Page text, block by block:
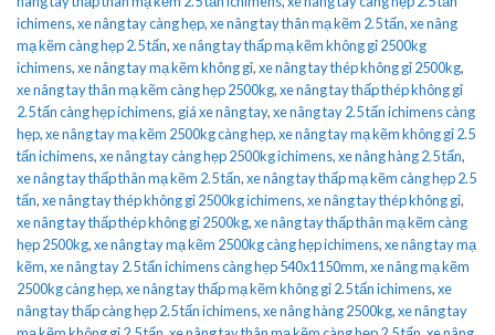
ichimens,xe nâng tay càng hẹp,xe nâng tay thân mạ kẽm 2.5 tấn,xe nâng
mạ kẽm càng hẹp 2.5 tấn,xe nâng tay thấp mạ kẽm không gỉ 2500kg
ichimens,xe nâng tay mạ kẽm không gỉ,xe nâng tay thép không gỉ 2500kg,
xe nâng tay thân mạ kẽm càng hẹp 2500kg,xe nâng tay thấp thép không gỉ
2.5 tấn càng hẹp ichimens, giá xe nâng tay,xe nâng tay 2.5 tấn ichimens càng
hẹp,xe nâng tay mạ kẽm 2500kg càng hẹp,xe nâng tay mạ kẽm không gỉ 2.5
tấn ichimens,xe nâng tay càng hẹp 2500kg ichimens,xe nâng hàng 2.5 tấn,
xe nâng tay thấp thân mạ kẽm 2.5 tấn,xe nâng tay thấp mạ kẽm càng hẹp 2.5
tấn,xe nâng tay thép không gỉ 2500kg ichimens,xe nâng tay thép không gỉ,
xe nâng tay thấp thép không gỉ 2500kg,xe nâng tay thấp thân mạ kẽm càng
hẹp 2500kg,xe nâng tay mạ kẽm 2500kg càng hẹp ichimens,xe nâng tay mạ
kẽm,xe nâng tay 2.5 tấn ichimens càng hẹp 540x1150mm,xe nâng mạ kẽm
2500kg càng hẹp,xe nâng tay thấp mạ kẽm không gỉ 2.5 tấn ichimens,xe
nâng tay thấp càng hẹp 2.5 tấn ichimens,xe nâng hàng 2500kg,xe nâng tay